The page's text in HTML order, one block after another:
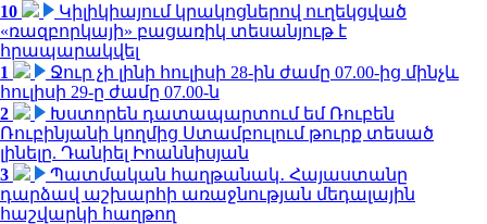
10
Կիլիկիայում կրակոցներով ուղեկցված
«ռազբորկայի» բացառիկ տեսանյութ է
հրապարակվել
1
Ջուր չի լինի հուլիսի 28-ին ժամը 07.00-ից մինչև
հուլիսի 29-ը ժամը 07.00-ն
2
Խստորեն դատապարտում եմ Ռուբեն
Ռուբինյանի կողմից Ստամբուլում թուրք տեսած
լինելը. Դանիել Իոաննիսյան
3
Պատմական հաղթանակ․ Հայաստանը
դարձավ աշխարհի առաջնության մեդալային
հաշվարկի հաղթող